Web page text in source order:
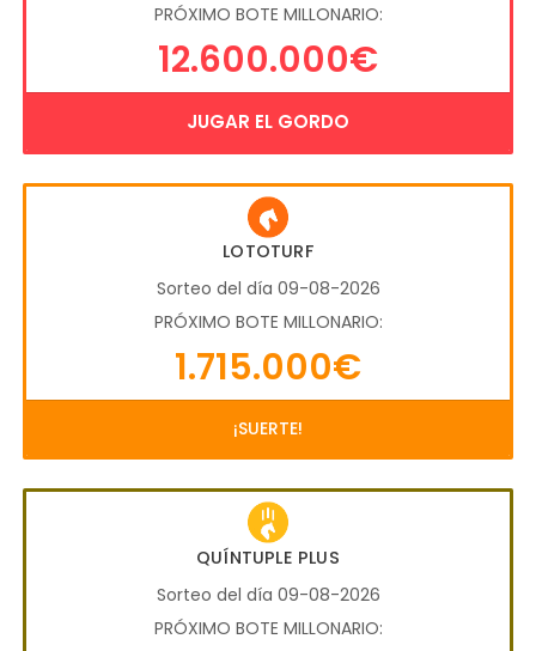
PRÓXIMO BOTE MILLONARIO:
12.600.000€
JUGAR EL GORDO
LOTOTURF
Sorteo del día 09-08-2026
PRÓXIMO BOTE MILLONARIO:
1.715.000€
¡SUERTE!
QUÍNTUPLE PLUS
Sorteo del día 09-08-2026
PRÓXIMO BOTE MILLONARIO: